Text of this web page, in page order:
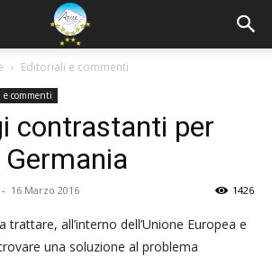
Editoriali e commenti
e commenti
contrastanti per
Germania
- 16 Marzo 2016 1426
trattare, all’interno dell’Unione Europea e
una soluzione al problema